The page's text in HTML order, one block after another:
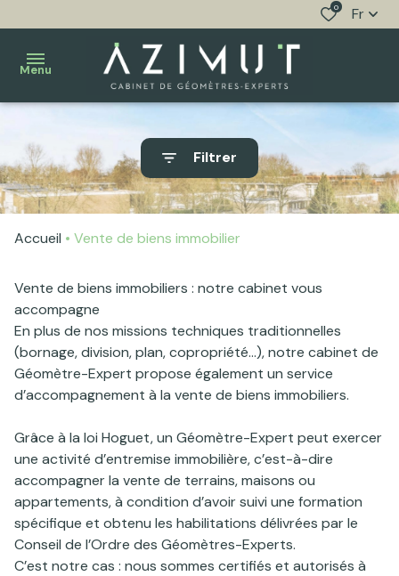
0 Fr
Menu
accueil
notre
cabinet
nos
copropriété
réalisation
définition
des
limites de
propriété
de
terrain à
bâtir
division
cadastrale
nos
biens
à
vendre
tarifs
contactez-
nous
Filtrer
Accueil Vente de biens immobilier
Vente de biens immobiliers : notre cabinet vous
accompagne
En plus de nos missions techniques traditionnelles
(bornage, division, plan, copropriété…), notre cabinet de
Géomètre-Expert propose également un service
d’accompagnement à la vente de biens immobiliers.
Grâce à la loi Hoguet, un Géomètre-Expert peut exercer
une activité d’entremise immobilière, c’est-à-dire
accompagner la vente de terrains, maisons ou
appartements, à condition d’avoir suivi une formation
spécifique et obtenu les habilitations délivrées par le
Conseil de l’Ordre des Géomètres-Experts.
C’est notre cas : nous sommes certifiés et autorisés à